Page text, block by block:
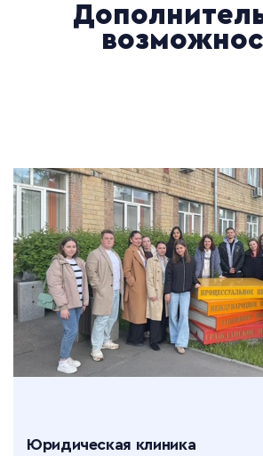
Юридическая клиника